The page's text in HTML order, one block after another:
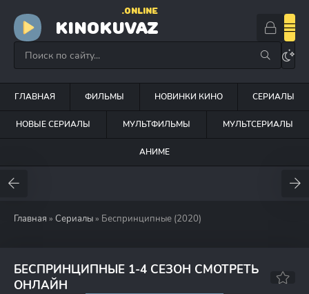
KINOKUVAZ
.ONLINE
ГЛАВНАЯ ФИЛЬМЫ НОВИНКИ КИНО СЕРИАЛЫ
НОВЫЕ СЕРИАЛЫ МУЛЬТФИЛЬМЫ МУЛЬТСЕРИАЛЫ
АНИМЕ
Главная » Сериалы » Беспринципные (2020)
БЕСПРИНЦИПНЫЕ 1-4 СЕЗОН СМОТРЕТЬ
ОНЛАЙН